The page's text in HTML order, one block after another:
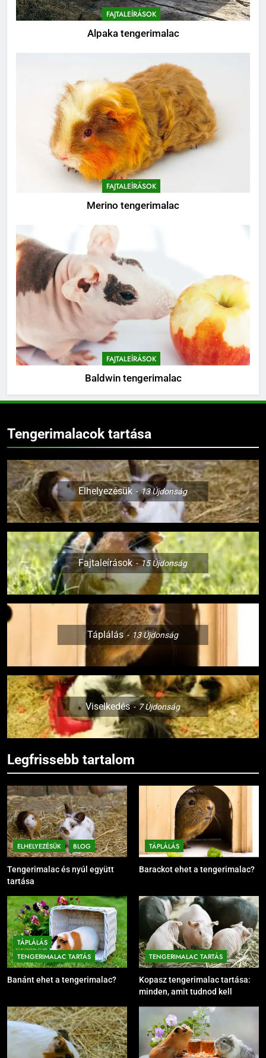
FAJTALEÍRÁSOK
Alpaka tengerimalac
FAJTALEÍRÁSOK
Merino tengerimalac
FAJTALEÍRÁSOK
Baldwin tengerimalac
Tengerimalacok tartása
Elhelyezésük 13Újdonság
Fajtaleírások 15Újdonság
Táplálás 13Újdonság
Viselkedés 7Újdonság
Legfrissebb tartalom
ELHELYEZÉSÜK BLOG
Tengerimalac és nyúl együtt
tartása
TÁPLÁLÁS
Barackot ehet a tengerimalac?
TÁPLÁLÁS
TENGERIMALAC TARTÁS
Banánt ehet a tengerimalac?
TENGERIMALAC TARTÁS
Kopasz tengerimalac tartása:
minden, amit tudnod kell